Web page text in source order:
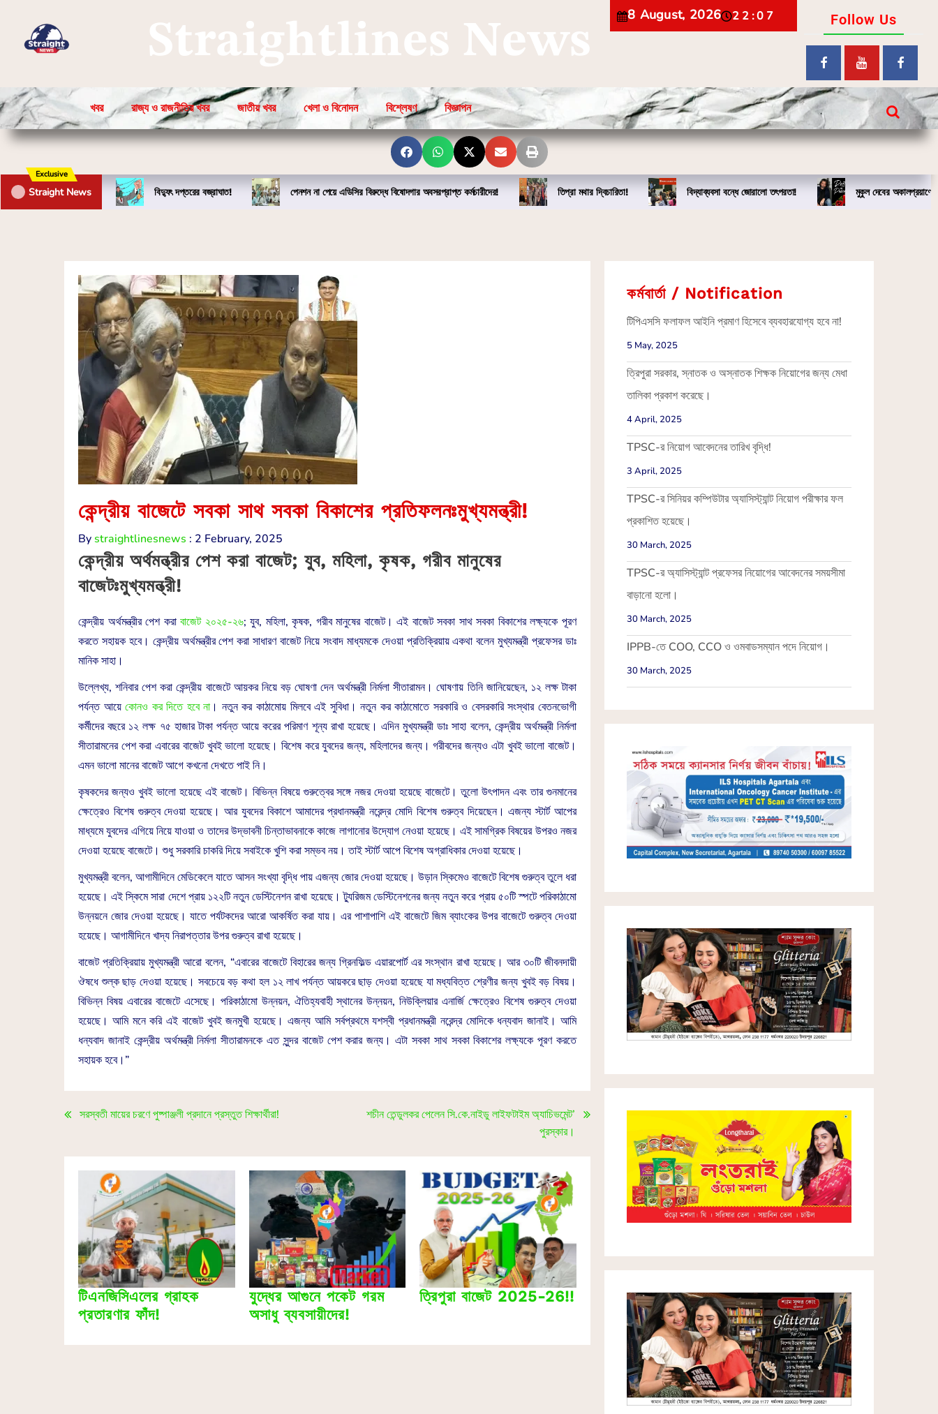
Straightlines News
8 August, 2026 22:07 Follow Us
খবর রাজ্য ও রাজনীতির খবর জাতীয় খবর খেলা ও বিনোদন বিশ্লেষণ বিজ্ঞাপন
Exclusive
Straight News বিদ্যুৎ দপ্তরের বজ্রাঘাত! পেনশন না পেয়ে এডিসির বিরুদ্ধে বিষোদগার অবসরপ্রাপ্ত কর্মচারীদের! তিপ্রা মথার দ্বিচারিতা! বিদ্যাব্যবসা বন্ধে জোরালো তৎপরতা! মুকুল দেবের
কেন্দ্রীয় বাজেটে সবকা সাথ সবকা বিকাশের প্রতিফলনঃমুখ্যমন্ত্রী!
Bystraightlinesnews : 2 February, 2025
কেন্দ্রীয় অর্থমন্ত্রীর পেশ করা বাজেট; যুব, মহিলা, কৃষক, গরীব মানুষের
বাজেটঃমুখ্যমন্ত্রী!
কেন্দ্রীয় অর্থমন্ত্রীর পেশ করাবাজেট ২০২৫-২৬; যুব, মহিলা, কৃষক, গরীব মানুষের বাজেট। এই বাজেট সবকা সাথ সবকা বিকাশের লক্ষ্যকে পূরণ
করতে সহায়ক হবে। কেন্দ্রীয় অর্থমন্ত্রীর পেশ করা সাধারণ বাজেট নিয়ে সংবাদ মাধ্যমকে দেওয়া প্রতিক্রিয়ায় একথা বলেন মুখ্যমন্ত্রী প্রফেসর ডাঃ
মানিক সাহা।
উল্লেখ্য, শনিবার পেশ করা কেন্দ্রীয় বাজেটে আয়কর নিয়ে বড় ঘোষণা দেন অর্থমন্ত্রী নির্মলা সীতারামন। ঘোষণায় তিনি জানিয়েছেন, ১২ লক্ষ টাকা
পর্যন্ত আয়েকোনও কর দিতে হবে না । নতুন কর কাঠামোয় মিলবে এই সুবিধা। নতুন কর কাঠামোতে সরকারি ও বেসরকারি সংস্থার বেতনভোগী
কর্মীদের বছরে ১২ লক্ষ ৭৫ হাজার টাকা পর্যন্ত আয়ে করের পরিমাণ শূন্য রাখা হয়েছে। এদিন মুখ্যমন্ত্রী ডাঃ সাহা বলেন, কেন্দ্রীয় অর্থমন্ত্রী নির্মলা
সীতারামনের পেশ করা এবারের বাজেট খুবই ভালো হয়েছে। বিশেষ করে যুবদের জন্য, মহিলাদের জন্য। গরীবদের জন্যও এটা খুবই ভালো বাজেট।
এমন ভালো মানের বাজেট আগে কখনো দেখতে পাই নি।
কৃষকদের জন্যও খুবই ভালো হয়েছে এই বাজেট। বিভিন্ন বিষয়ে গুরুত্বের সঙ্গে নজর দেওয়া হয়েছে বাজেটে। তুলো উৎপাদন এবং তার গুনমানের
ক্ষেত্রেও বিশেষ গুরুত্ব দেওয়া হয়েছে। আর যুবদের বিকাশে আমাদের প্রধানমন্ত্রী নরেন্দ্র মোদি বিশেষ গুরুত্ব দিয়েছেন। এজন্য স্টার্ট আপের
মাধ্যমে যুবদের এগিয়ে নিয়ে যাওয়া ও তাদের উদ্ভাবনী চিন্তাভাবনাকে কাজে লাগানোর উদ্যোগ নেওয়া হয়েছে। এই সামগ্রিক বিষয়ের উপরও নজর
দেওয়া হয়েছে বাজেটে। শুধু সরকারি চাকরি দিয়ে সবাইকে খুশি করা সম্ভব নয়। তাই স্টার্ট আপে বিশেষ অগ্রাধিকার দেওয়া হয়েছে।
মুখ্যমন্ত্রী বলেন, আগামীদিনে মেডিকেলে যাতে আসন সংখ্যা বৃদ্ধি পায় এজন্য জোর দেওয়া হয়েছে। উড়ান স্কিমেও বাজেটে বিশেষ গুরুত্ব তুলে ধরা
হয়েছে। এই স্কিমে সারা দেশে প্রায় ১২২টি নতুন ডেস্টিনেশন রাখা হয়েছে। ট্যুরিজম ডেস্টিনেশনের জন্য নতুন করে প্রায় ৫০টি স্পটে পরিকাঠামো
উন্নয়নে জোর দেওয়া হয়েছে। যাতে পর্যটকদের আরো আকর্ষিত করা যায়। এর পাশাপাশি এই বাজেটে জিম ব্যাংকের উপর বাজেটে গুরুত্ব দেওয়া
হয়েছে। আগামীদিনে খাদ্য নিরাপত্তার উপর গুরুত্ব রাখা হয়েছে।
বাজেট প্রতিক্রিয়ায় মুখ্যমন্ত্রী আরো বলেন, “এবারের বাজেটে বিহারের জন্য গ্রিনফিল্ড এয়ারপোর্ট এর সংস্থান রাখা হয়েছে। আর ৩০টি জীবনদায়ী
ঔষধে শুল্ক ছাড় দেওয়া হয়েছে। সবচেয়ে বড় কথা হল ১২ লাখ পর্যন্ত আয়করে ছাড় দেওয়া হয়েছে যা মধ্যবিত্ত শ্রেণীর জন্য খুবই বড় বিষয়।
বিভিন্ন বিষয় এবারের বাজেটে এসেছে। পরিকাঠামো উন্নয়ন, ঐতিহ্যবাহী স্থানের উন্নয়ন, নিউক্লিয়ার এনার্জি ক্ষেত্রেও বিশেষ গুরুত্ব দেওয়া
হয়েছে। আমি মনে করি এই বাজেট খুবই জনমুখী হয়েছে। এজন্য আমি সর্বপ্রথমে যশস্বী প্রধানমন্ত্রী নরেন্দ্র মোদিকে ধন্যবাদ জানাই। আমি
ধন্যবাদ জানাই কেন্দ্রীয় অর্থমন্ত্রী নির্মলা সীতারামনকে এত সুন্দর বাজেট পেশ করার জন্য। এটা সবকা সাথ সবকা বিকাশের লক্ষ্যকে পূরণ করতে
সহায়ক হবে।”
সরস্বতী মায়ের চরণে পুষ্পাঞ্জলী প্রদানে প্রস্তুত শিক্ষার্থীরা!
শচীন তেন্ডুলকর পেলেন সি.কে.নাইডু লাইফটাইম অ্যাচিভমেন্ট’
পুরস্কার।
টিএনজিসিএলের গ্রাহক
প্রতারণার ফাঁদ!
যুদ্ধের আগুনে পকেট গরম
অসাধু ব্যবসায়ীদের!
ত্রিপুরা বাজেট 2025-26!!
কর্মবার্তা / Notification
টিপিএসসি ফলাফল আইনি প্রমাণ হিসেবে ব্যবহারযোগ্য হবে না!
5 May, 2025
ত্রিপুরা সরকার, স্নাতক ও অস্নাতক শিক্ষক নিয়োগের জন্য মেধা
তালিকা প্রকাশ করেছে।
4 April, 2025
TPSC-র নিয়োগ আবেদনের তারিখ বৃদ্ধি!
3 April, 2025
TPSC-র সিনিয়র কম্পিউটার অ্যাসিস্ট্যান্ট নিয়োগ পরীক্ষার ফল
প্রকাশিত হয়েছে।
30 March, 2025
TPSC-র অ্যাসিস্ট্যান্ট প্রফেসর নিয়োগের আবেদনের সময়সীমা
বাড়ানো হলো।
30 March, 2025
IPPB-তে COO, CCO ও ওমবাডসম্যান পদে নিয়োগ।
30 March, 2025